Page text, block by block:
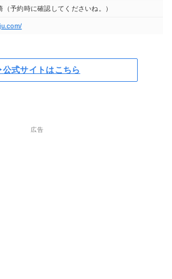
（予約時に確認してくださいね。）
式サイトはこちら
広告